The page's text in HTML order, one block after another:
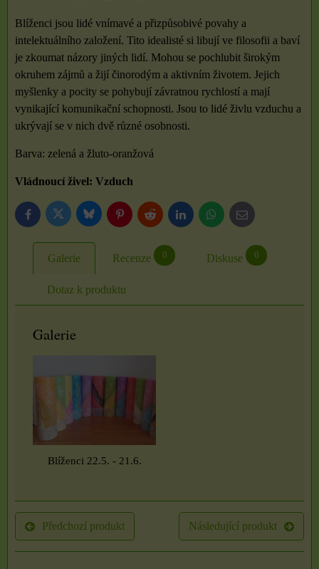
Blíženci jsou lidé vnímavé a přizpůsobivé povahy a
intelektuálního založení. Tito idealisté si libují ve filosofii a baví
je zkoumat názory jiných lidí. Mohou se pochlubit širokým
okruhem zájmů a žijí činorodým a aktivním životem. Jejich
myšlenky a pocity se pohybují závratnou rychlostí a mají
vynikající komunikační schopnosti. Jsou to lidé živlu vzduchu a
ukrývají se v nich dvě různé osobnosti.
Barva: zelená a žluto-oranžová
Vládnoucí živel: Vzduch
FacebookTwitter BlueskyPinterestReddit LinkedInWhatsApp
E-
mail
Galerie Recenze 0 Diskuse 0
Dotaz k produktu
Galerie
Blíženci 22.5. - 21.6.
Předchozí produkt Následující produkt